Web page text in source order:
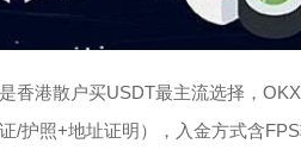
香港散户买USDT最主流选择，
/护照+地址证明），入金方式含